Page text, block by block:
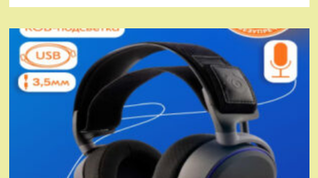
(EU)
Конструктор
LEGO
Star
Wars
Истребитель
и
гибрид
X-
Wing
(75393)